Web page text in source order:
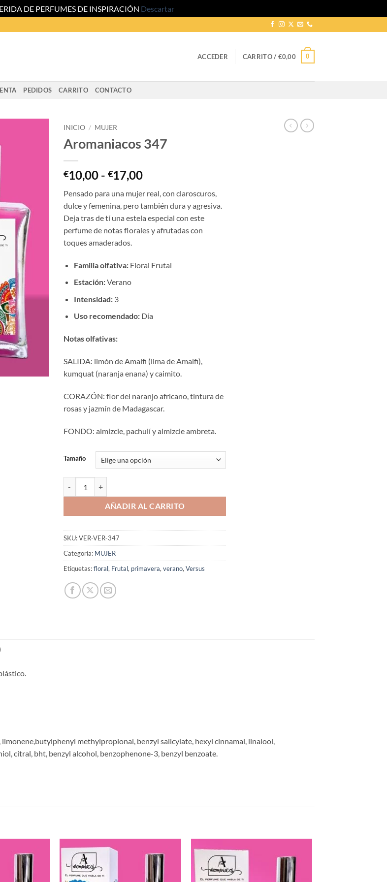
DE PERFUMES DE INSPIRACIÓN Descartar
ACCEDER CARRITO / €0,00 0
PEDIDOS CARRITO CONTACTO
INICIO / MUJER
Aromaniacos 347
€10,00 - €17,00Rango
precios:
desde
€10,00
hasta
Pensado para una mujer real, con claroscuros,
dulce y femenina, pero también dura y agresiva.
Deja tras de tí una estela especial con este
perfume de notas florales y afrutadas con
toques amaderados.
Familia olfativa:Floral Frutal
Estación:Verano
Intensidad:3
Uso recomendado:Día
Notas olfativas:
SALIDA: limón de Amalfi (lima de Amalfi),
kumquat (naranja enana) y caimito.
CORAZÓN: flor del naranjo africano, tintura de
rosas y jazmín de Madagascar.
FONDO: almizcle, pachulí y almizcle ambreta.
Tamaño
AÑADIR AL CARRITO
SKU:VER-VER-347
Categoría: MUJER
Etiquetas:floral, Frutal, primavera,verano,Versus
methylpropional, benzyl salicylate, hexyl cinnamal, linalool,
citral, bht, benzyl alcohol, benzophenone-3, benzyl benzoate.